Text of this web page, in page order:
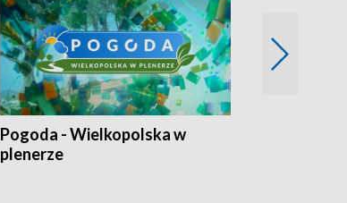
Pogoda - Wielkopolska w
plenerze